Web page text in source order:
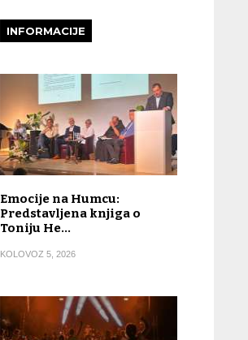
INFORMACIJE
Emocije na Humcu:
Predstavljena knjiga o
Toniju He…
KOLOVOZ 5, 2026